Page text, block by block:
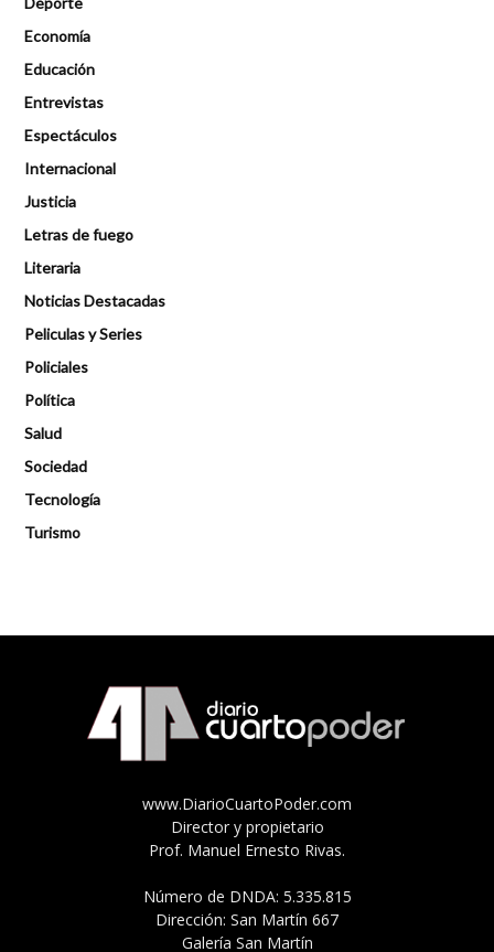
Economía
Educación
Entrevistas
Espectáculos
Internacional
Justicia
Letras de fuego
Literaria
Noticias Destacadas
Peliculas y Series
Policiales
Política
Salud
Sociedad
Tecnología
Turismo
www.DiarioCuartoPoder.com
Director y propietario
Prof. Manuel Ernesto Rivas.
Número de DNDA: 5.335.815
Dirección: San Martín 667
Galería San Martín